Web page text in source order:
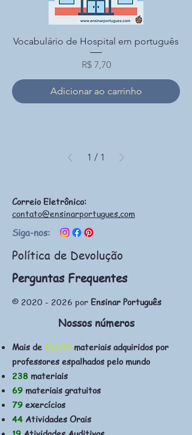
Vocabulário de Hospital em português
Preço
R$ 7,70
Adicionar ao carrinho
1 / 1
Correio Eletrônico:
contato@ensinarportugues.com
Siga-nos:
Política de Devolução
Perguntas Frequentes
© 2020 - 2026 por Ensinar Português
Nossos números
Mais de 10.000 materiais adquiridos por
professores espalhados pelo mundo
238 materiais
69 materiais gratuitos
79 exercícios
44 Atividades Orais